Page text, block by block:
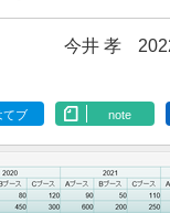
今井 孝
てブ note